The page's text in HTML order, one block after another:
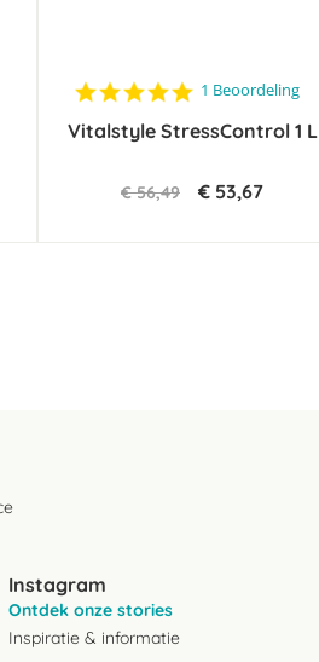
5.0
rating
1 Beoordeling
Vitalstyle StressControl 1 L
€ 56,49 € 53,67
Instagram
Ontdek onze stories
Inspiratie & informatie